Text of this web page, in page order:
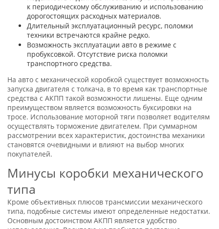
к периодическому обслуживанию и использованию
дорогостоящих расходных материалов.
Длительный эксплуатационный ресурс, поломки
техники встречаются крайне редко.
Возможность эксплуатации авто в режиме с
пробуксовкой. Отсутствие риска поломки
транспортного средства.
На авто с механической коробкой существует возможность
запуска двигателя с толкача, в то время как транспортные
средства с АКПП такой возможности лишены. Еще одним
преимуществом является возможность буксировки на
тросе. Использование моторной тяги позволяет водителям
осуществлять торможение двигателем. При суммарном
рассмотрении всех характеристик, достоинства механики
становятся очевидными и влияют на выбор многих
покупателей.
Минусы коробки механического
типа
Кроме объективных плюсов трансмиссии механического
типа, подобные системы имеют определенные недостатки.
Основным достоинством АКПП является удобство